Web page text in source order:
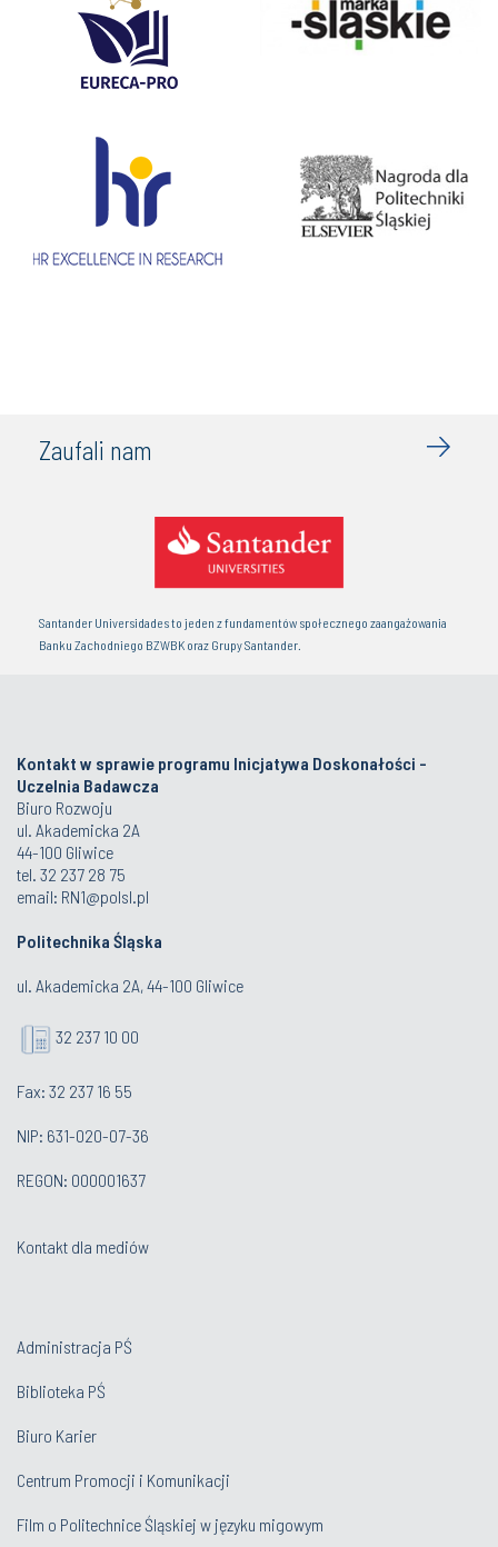
Zaufali nam
Santander Universidades to jeden z fundamentów społecznego zaangażowania
Banku Zachodniego BZWBK oraz Grupy Santander.
Kontakt w sprawie programu Inicjatywa Doskonałości -
Uczelnia Badawcza
Biuro Rozwoju
ul. Akademicka 2A
44-100 Gliwice
tel. 32 237 28 75
email: RN1@polsl.pl
Politechnika Śląska
ul. Akademicka 2A, 44-100 Gliwice
32 237 10 00
Fax: 32 237 16 55
NIP: 631-020-07-36
REGON: 000001637
Kontakt dla mediów
Administracja PŚ
Biblioteka PŚ
Biuro Karier
Centrum Promocji i Komunikacji
Film o Politechnice Śląskiej w języku migowym